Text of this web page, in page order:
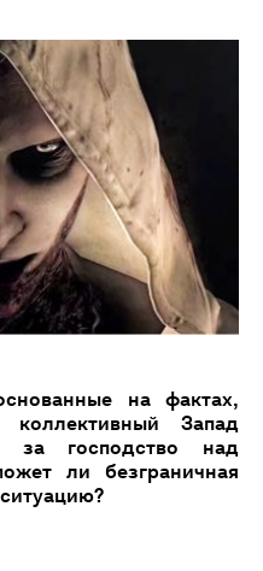
на фактах,
Запад
за господство над
ли безграничная